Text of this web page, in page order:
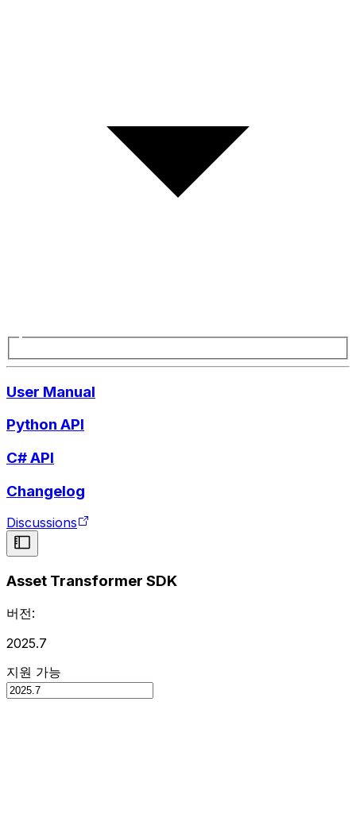
User Manual
Python API
C# API
Changelog
Discussions
Asset Transformer SDK
버전:
2025.7
지원 가능